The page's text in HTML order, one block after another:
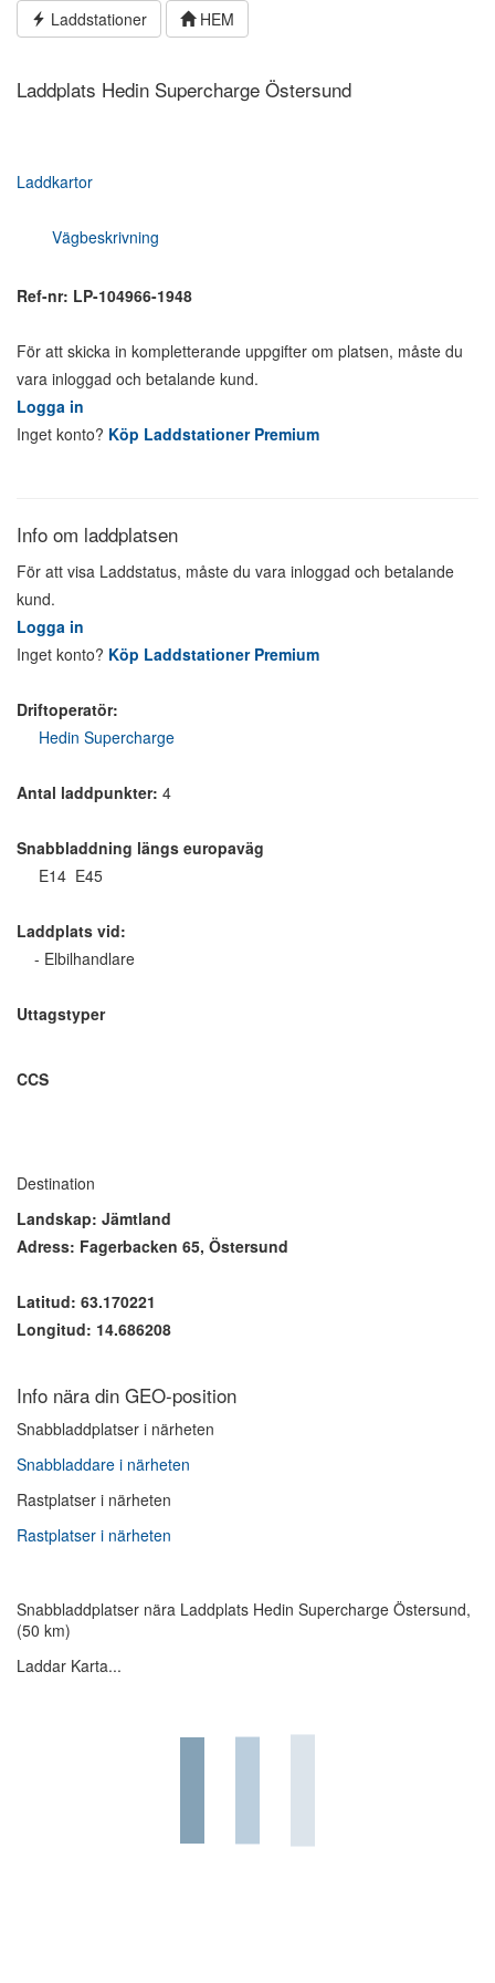
Hoppa Laddstationer HEM
Laddplats Hedin Supercharge Östersund
Laddkartor
Vägbeskrivning
Ref-nr: LP-104966-1948
För att skicka in kompletterande uppgifter om platsen, måste du
vara inloggad och betalande kund.
Logga in
Inget konto? Köp Laddstationer Premium
Info om laddplatsen
För att visa Laddstatus, måste du vara inloggad och betalande
kund.
Logga in
Inget konto? Köp Laddstationer Premium
Driftoperatör:
Hedin Supercharge
Antal laddpunkter: 4
Snabbladdning längs europaväg
E14 E45
Laddplats vid:
- Elbilhandlare
Uttagstyper
CCS
Destination
Landskap: Jämtland
Adress: Fagerbacken 65, Östersund
Latitud: 63.170221
Longitud: 14.686208
Info nära din GEO-position
Snabbladdplatser i närheten
Snabbladdare i närheten
Rastplatser i närheten
Rastplatser i närheten
Snabbladdplatser nära Laddplats Hedin Supercharge Östersund,
(50 km)
Laddar Karta...